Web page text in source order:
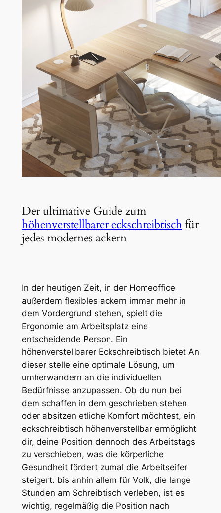
Der ultimative Guide zum
höhenverstellbarer eckschreibtisch für
jedes modernes ackern
In der heutigen Zeit, in der Homeoffice
außerdem flexibles ackern immer mehr in
dem Vordergrund stehen, spielt die
Ergonomie am Arbeitsplatz eine
entscheidende Person. Ein
höhenverstellbarer Eckschreibtisch bietet An
dieser stelle eine optimale Lösung, um
umherwandern an die individuellen
Bedürfnisse anzupassen. Ob du nun bei
dem schaffen in dem geschrieben stehen
oder absitzen etliche Komfort möchtest, ein
eckschreibtisch höhenverstellbar ermöglicht
dir, deine Position dennoch des Arbeitstags
zu verschieben, was die körperliche
Gesundheit fördert zumal die Arbeitseifer
steigert. bis anhin allem für Volk, die lange
Stunden am Schreibtisch verleben, ist es
wichtig, regelmäßig die Position nach